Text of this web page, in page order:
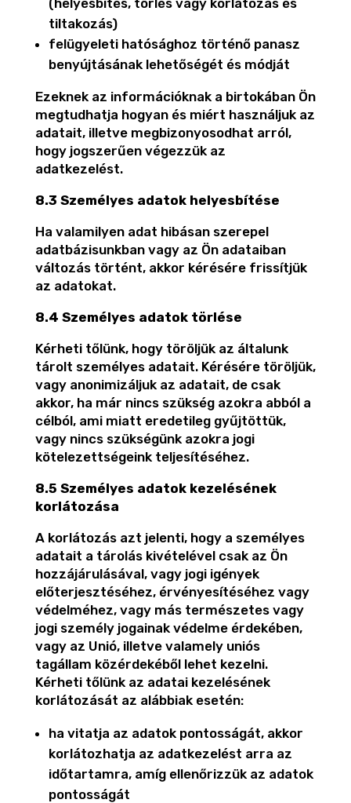
tiltakozás)
felügyeleti hatósághoz történő panasz
benyújtásának lehetőségét és módját
Ezeknek az információknak a birtokában Ön
megtudhatja hogyan és miért használjuk az
adatait, illetve megbizonyosodhat arról,
hogy jogszerűen végezzük az
adatkezelést.
8.3 Személyes adatok helyesbítése
Ha valamilyen adat hibásan szerepel
adatbázisunkban vagy az Ön adataiban
változás történt, akkor kérésére frissítjük
az adatokat.
8.4 Személyes adatok törlése
Kérheti tőlünk, hogy töröljük az általunk
tárolt személyes adatait. Kérésére töröljük,
vagy anonimizáljuk az adatait, de csak
akkor, ha már nincs szükség azokra abból a
célból, ami miatt eredetileg gyűjtöttük,
vagy nincs szükségünk azokra jogi
kötelezettségeink teljesítéséhez.
8.5 Személyes adatok kezelésének
korlátozása
A korlátozás azt jelenti, hogy a személyes
adatait a tárolás kivételével csak az Ön
hozzájárulásával, vagy jogi igények
előterjesztéséhez, érvényesítéséhez vagy
védelméhez, vagy más természetes vagy
jogi személy jogainak védelme érdekében,
vagy az Unió, illetve valamely uniós
tagállam közérdekéből lehet kezelni.
Kérheti tőlünk az adatai kezelésének
korlátozását az alábbiak esetén:
ha vitatja az adatok pontosságát, akkor
korlátozhatja az adatkezelést arra az
időtartamra, amíg ellenőrizzük az adatok
pontosságát